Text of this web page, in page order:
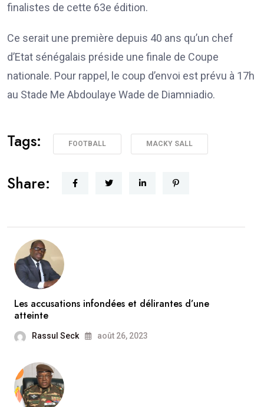
finalistes de cette 63e édition.
Ce serait une première depuis 40 ans qu’un chef
d’Etat sénégalais préside une finale de Coupe
nationale. Pour rappel, le coup d’envoi est prévu à 17h
au Stade Me Abdoulaye Wade de Diamniadio.
Tags: FOOTBALL MACKY SALL
Share:
Les accusations infondées et délirantes d’une
atteinte
Rassul Seck août 26, 2023